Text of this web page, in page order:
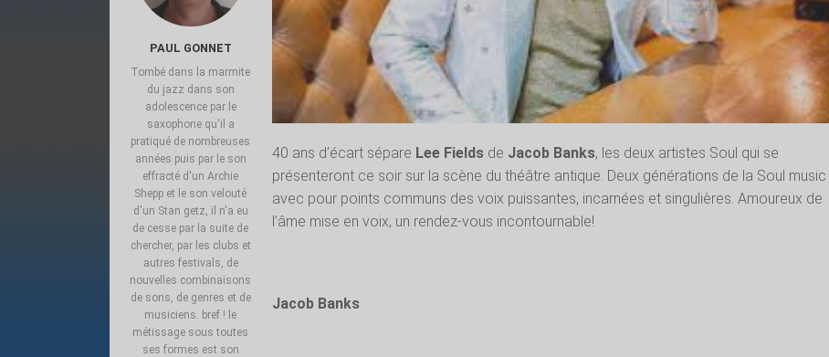
40 ans d’écart sépare Lee Fields de Jacob Banks, les deux artistes Soul qui se
présenteront ce soir sur la scène du théâtre antique. Deux générations de la Soul music
avec pour points communs des voix puissantes, incarnées et singulières. Amoureux de
l’âme mise en voix, un rendez-vous incontournable!
Jacob Banks
PAUL GONNET
Tombé dans la marmite
du jazz dans son
adolescence par le
saxophone qu'il a
pratiqué de nombreuses
années puis par le son
effracté d'un Archie
Shepp et le son velouté
d'un Stan getz, il n'a eu
de cesse par la suite de
chercher, par les clubs et
autres festivals, de
nouvelles combinaisons
de sons, de genres et de
musiciens. bref ! le
métissage sous toutes
ses formes est son